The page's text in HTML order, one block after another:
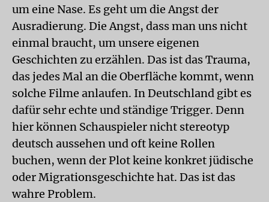
um eine Nase. Es geht um die Angst der
Ausradierung. Die Angst, dass man uns nicht
einmal braucht, um unsere eigenen
Geschichten zu erzählen. Das ist das Trauma,
das jedes Mal an die Oberfläche kommt, wenn
solche Filme anlaufen. In Deutschland gibt es
dafür sehr echte und ständige Trigger. Denn
hier können Schauspieler nicht stereotyp
deutsch aussehen und oft keine Rollen
buchen, wenn der Plot keine konkret jüdische
oder Migrationsgeschichte hat. Das ist das
wahre Problem.